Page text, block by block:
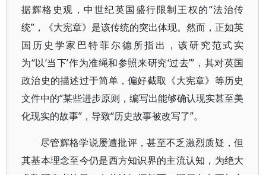
据辉格史观，中世纪英国盛行限制王权的“法治传
统”，《大宪章》是该传统的突出体现。然而，正如英
国历史学家巴特菲尔德所指出，该研究范式实
为“以‘当下’作为准绳和参照来研究‘过去’”，其对英国
政治史的描述过于简单，偏好截取《大宪章》等历史
文件中的“某些进步原则，编写出能够确认现实甚至美
化现实的故事”，导致“历史故事被改写了”。
尽管辉格学说屡遭批评，甚至不乏激烈质疑，但
其基本理念至今仍是西方知识界的主流认知，为绝大